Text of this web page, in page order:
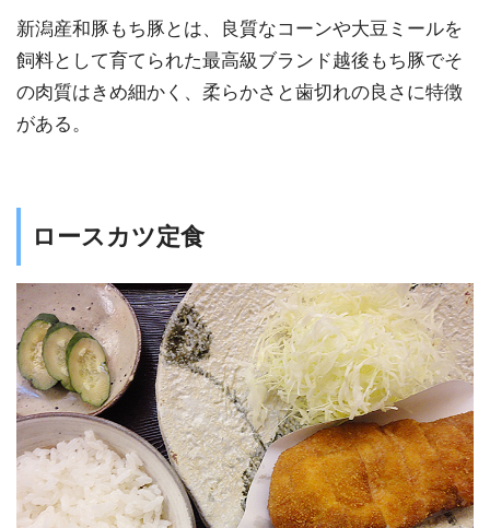
新潟産和豚もち豚とは、良質なコーンや大豆ミールを
飼料として育てられた最高級ブランド越後もち豚でそ
の肉質はきめ細かく、柔らかさと歯切れの良さに特徴
がある。
ロースカツ定食